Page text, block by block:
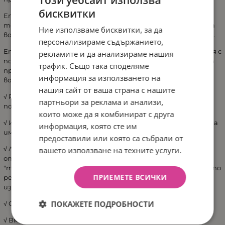
Етап 2: усъвършенстваната система за изпаряване с
технология NanoCloud овлажнява въздуха чрез добавяне на
водни молекули към него и не пренася бактерии или накип.
Етап 3: здравословният въздух се изкарва от овлажнителя с
постоянна скорост, като така във вашия дом се получава
приятно влажен и здравословен въздух без образуване на
водна мъгла.
√ Равномерно разпределя овлажнения въздух в
помещението
√ Избирайте между тихо и стандартно овлажняване, за да
имате максимална гъвкавост.
√ Лесен за пълнене резервоар: Напълнете с кана или
отнесете резервоара за вода до чешмата. Индикаторът
"max" ясно показва докъде да напълните резервоара. Когато
резервоарът е празен, овлажнителят автоматично се
изключва и дисплеят посочва, че е нужно пълнене.
√ Скорост на овлажняване: 200мл/ч
√ Вместимост на резервоара за вода: 2л
бисквитки
Ние използваме бисквитки, за да
персонализираме съдържанието,
рекламите и да анализираме нашия
трафик. Също така споделяме
информация за използването на
нашия сайт от ваша страна с нашите
партньори за реклама и анализи,
които може да я комбинират с друга
информация, която сте им
предоставили или която са събрали от
вашето използване на техните услуги.
ПРИЕМЕТЕ ВСИЧКИ
ПОКАЖЕТЕ ПОДРОБНОСТИ